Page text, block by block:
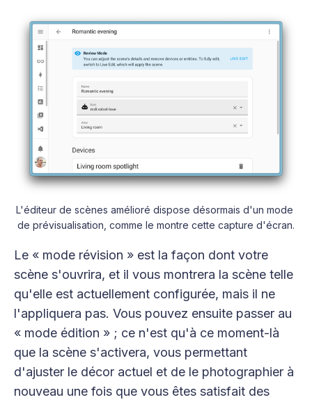
L'éditeur de scènes amélioré dispose désormais d'un mode
de prévisualisation, comme le montre cette capture d'écran.
Le « mode révision » est la façon dont votre
scène s'ouvrira, et il vous montrera la scène telle
qu'elle est actuellement configurée, mais il ne
l'appliquera pas. Vous pouvez ensuite passer au
« mode édition » ; ce n'est qu'à ce moment-là
que la scène s'activera, vous permettant
d'ajuster le décor actuel et de le photographier à
nouveau une fois que vous êtes satisfait des